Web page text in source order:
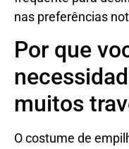
nas preferências
Por que
muitos
O costume de